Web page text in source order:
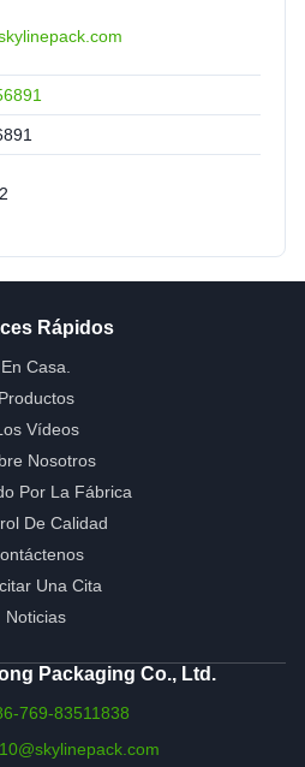
Rápidos
En Casa.
Productos
Vídeos
Nosotros
Por La Fábrica
De Calidad
Una Cita
Noticias
Packaging Co., Ltd.
769-83511838